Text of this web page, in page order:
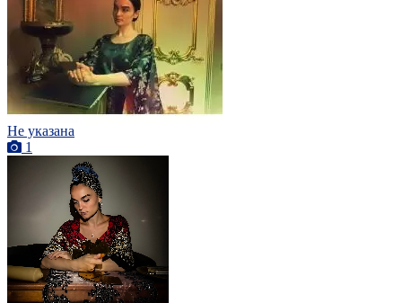
Не указана
1